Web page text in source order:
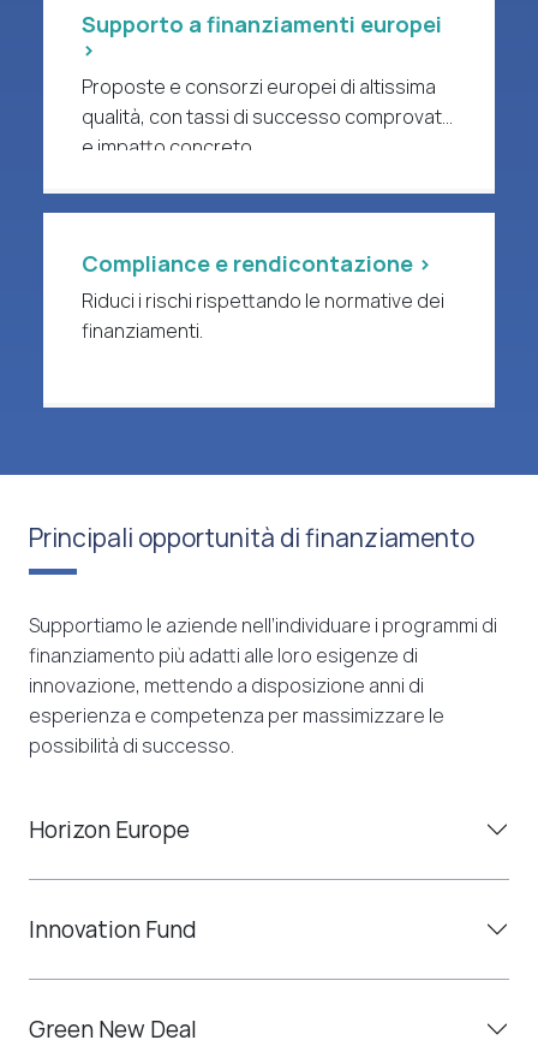
Supporto a finanziamenti europei
>
Proposte e consorzi europei di altissima
qualità, con tassi di successo comprovati
e impatto concreto.
Compliance e rendicontazione >
Riduci i rischi rispettando le normative dei
finanziamenti.
Principali opportunità di finanziamento
Supportiamo le aziende nell’individuare i programmi di
finanziamento più adatti alle loro esigenze di
innovazione, mettendo a disposizione anni di
esperienza e competenza per massimizzare le
possibilità di successo.
Horizon Europe
Innovation Fund
Green New Deal